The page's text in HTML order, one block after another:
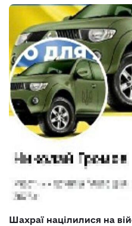
Шахраї націлилися на